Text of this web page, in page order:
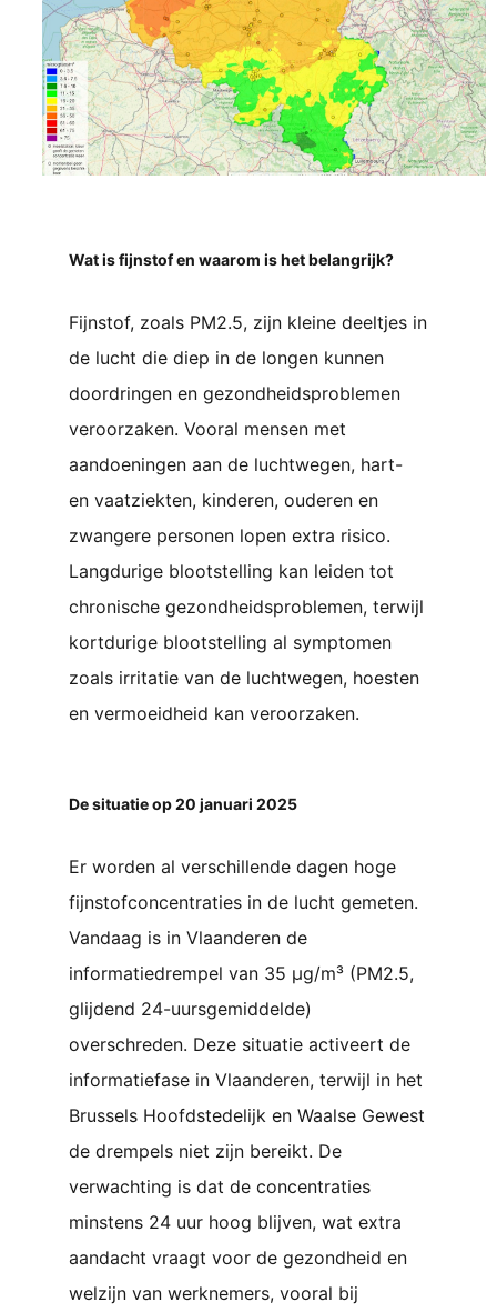
Wat is fijnstof en waarom is het belangrijk?
Fijnstof, zoals PM2.5, zijn kleine deeltjes in
de lucht die diep in de longen kunnen
doordringen en gezondheidsproblemen
veroorzaken. Vooral mensen met
aandoeningen aan de luchtwegen, hart-
en vaatziekten, kinderen, ouderen en
zwangere personen lopen extra risico.
Langdurige blootstelling kan leiden tot
chronische gezondheidsproblemen, terwijl
kortdurige blootstelling al symptomen
zoals irritatie van de luchtwegen, hoesten
en vermoeidheid kan veroorzaken.
De situatie op 20 januari 2025
Er worden al verschillende dagen hoge
fijnstofconcentraties in de lucht gemeten.
Vandaag is in Vlaanderen de
informatiedrempel van 35 µg/m³ (PM2.5,
glijdend 24-uursgemiddelde)
overschreden. Deze situatie activeert de
informatiefase in Vlaanderen, terwijl in het
Brussels Hoofdstedelijk en Waalse Gewest
de drempels niet zijn bereikt. De
verwachting is dat de concentraties
minstens 24 uur hoog blijven, wat extra
aandacht vraagt voor de gezondheid en
welzijn van werknemers, vooral bij